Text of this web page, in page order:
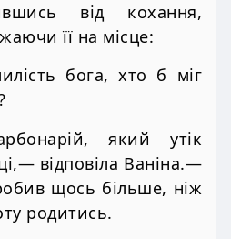
від кохання,
її на місце:
бога, хто б міг
який утік
відповіла Ваніна.—
щось більше, ніж
родитись.